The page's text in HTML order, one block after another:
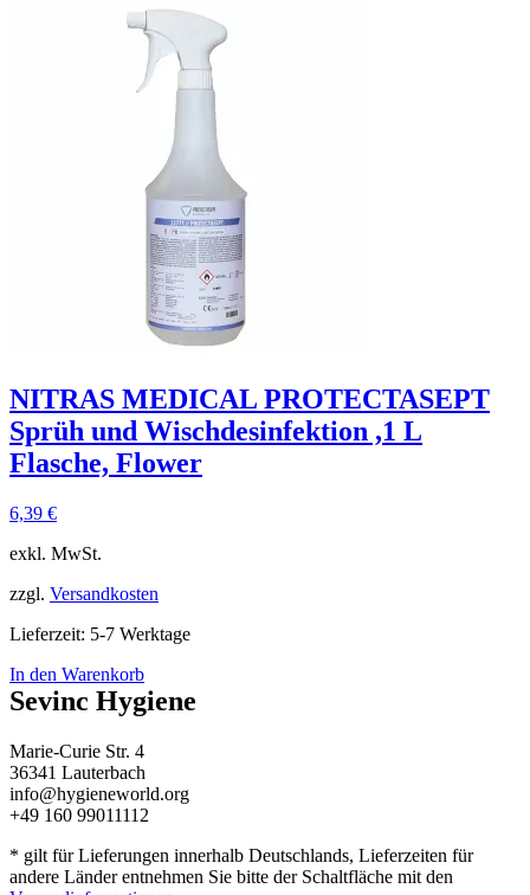
NITRAS MEDICAL PROTECTASEPT
Sprüh und Wischdesinfektion ,1 L
Flasche, Flower
6,39 €
exkl. MwSt.
zzgl. Versandkosten
Lieferzeit: 5-7 Werktage
In den Warenkorb
Sevinc Hygiene
Marie-Curie Str. 4
36341 Lauterbach
info@hygieneworld.org
+49 160 99011112
* gilt für Lieferungen innerhalb Deutschlands, Lieferzeiten für
andere Länder entnehmen Sie bitte der Schaltfläche mit den